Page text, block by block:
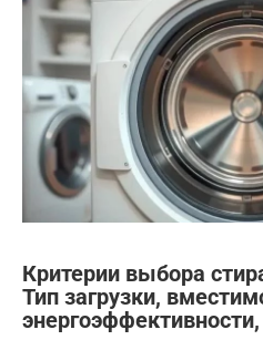
Критерии выбора
Тип загрузки,